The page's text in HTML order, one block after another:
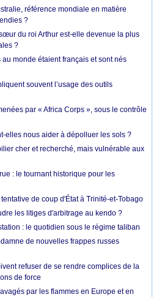
référence mondiale en matière
?
du roi Arthur est-elle devenue la plus
?
monde étaient français et sont nés
souvent l’usage des outils
par « Africa Corps », sous le contrôle
elles nous aider à dépolluer les sols ?
cher et recherché, mais vulnérable aux
: le tournant historique pour les
de coup d'État à Trinité-et-Tobago
les litiges d'arbitrage au kendo ?
: le quotidien sous le régime taliban
de nouvelles frappes russes
refuser de se rendre complices de la
de force
par les flammes en Europe et en